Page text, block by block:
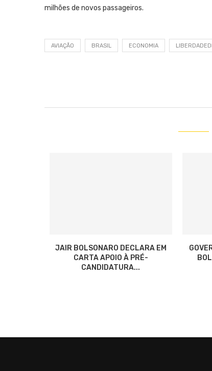
milhões de novos passageiros.
AVIAÇÃO BRASIL ECONOMIA
JAIR BOLSONARO DECLARA EM
CARTA APOIO À PRÉ-
CANDIDATURA...